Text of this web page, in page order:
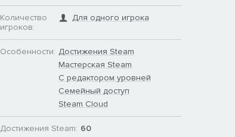
Количество
игроков:
Для одного игрока
Особенности: Достижения Steam
Мастерская Steam
С редактором уровней
Семейный доступ
Steam Cloud
Достижения Steam: 60